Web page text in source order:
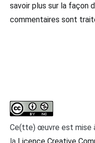
savoir plus sur la façon
commentaires sont
Ce(tte) œuvre est mise